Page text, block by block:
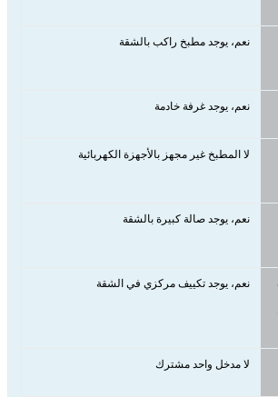
نعم، يوجد مطبخ راكب بالشقة
نعم، يوجد غرفة خادمة
لا المطبخ غير مجهز بالأجهزة الكهربائية
نعم، يوجد صالة كبيرة بالشقة
نعم، يوجد تكييف مركزي في الشقة
لا مدخل واحد مشترك